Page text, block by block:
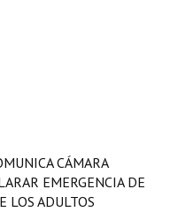
CÁMARA
EMERGENCIA DE
LOS ADULTOS